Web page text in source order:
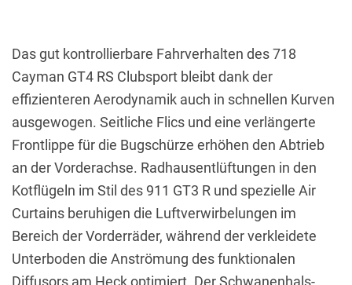
Das gut kontrollierbare Fahrverhalten des 718
Cayman GT4 RS Clubsport bleibt dank der
effizienteren Aerodynamik auch in schnellen Kurven
ausgewogen. Seitliche Flics und eine verlängerte
Frontlippe für die Bugschürze erhöhen den Abtrieb
an der Vorderachse. Radhausentlüftungen in den
Kotflügeln im Stil des 911 GT3 R und spezielle Air
Curtains beruhigen die Luftverwirbelungen im
Bereich der Vorderräder, während der verkleidete
Unterboden die Anströmung des funktionalen
Diffusors am Heck optimiert. Der Schwanenhals-